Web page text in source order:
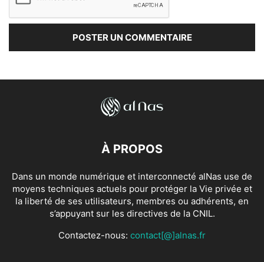
À PROPOS
Dans un monde numérique et interconnecté alNas use de
moyens techniques actuels pour protéger la Vie privée et
la liberté de ses utilisateurs, membres ou adhérents, en
s’appuyant sur les directives de la CNIL.
Contactez-nous: contact[@]alnas.fr